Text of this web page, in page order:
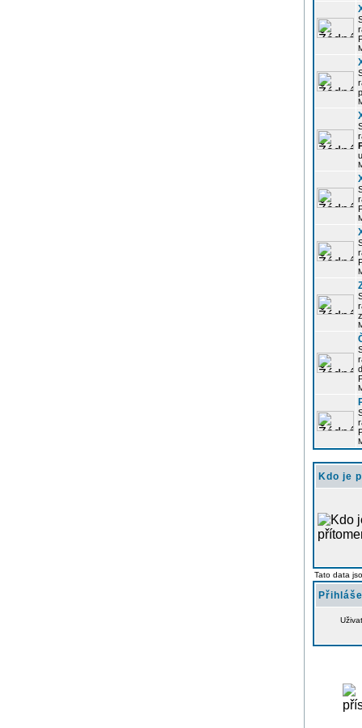
Kdo je
Tato data